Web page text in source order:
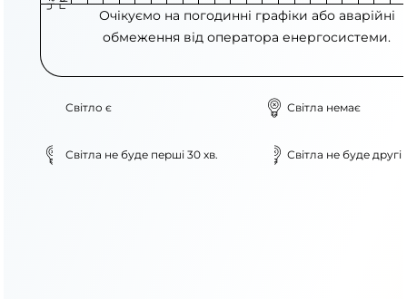
Очікуємо на погодинні графіки або аварійні
обмеження від оператора енергосистеми.
Світло є Світла немає
Світла не буде перші 30 хв. Світла не буде другі